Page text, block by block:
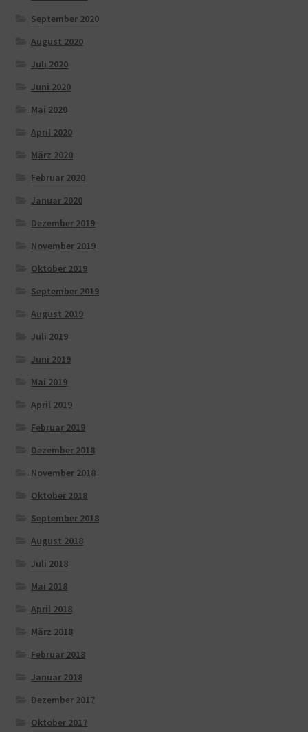
September 2020
August 2020
Juli 2020
Juni 2020
Mai 2020
April 2020
März 2020
Februar 2020
Januar 2020
Dezember 2019
November 2019
Oktober 2019
September 2019
August 2019
Juli 2019
Juni 2019
Mai 2019
April 2019
Februar 2019
Dezember 2018
November 2018
Oktober 2018
September 2018
August 2018
Juli 2018
Mai 2018
April 2018
März 2018
Februar 2018
Januar 2018
Dezember 2017
Oktober 2017